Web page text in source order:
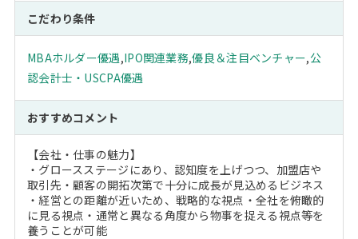
こだわり条件
MBAホルダー優遇,IPO関連業務,優良＆注目ベンチャー,公
認会計士・USCPA優遇
おすすめコメント
【会社・仕事の魅力】
・グロースステージにあり、認知度を上げつつ、加盟店や
取引先・顧客の開拓次第で十分に成長が見込めるビジネス
・経営との距離が近いため、戦略的な視点・全社を俯瞰的
に見る視点・通常と異なる角度から物事を捉える視点等を
養うことが可能